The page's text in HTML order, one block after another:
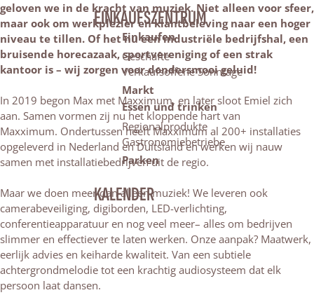
EINKAUFSZENTRUM
Einkaufen
Geschäfte
Verkaufsoffene Sonntage
Markt
Essen und trinken
Regionalprodukte
Gastronomiebetriebe
Parken
KALENDER
geloven we in de kracht van muziek. Niet alleen voor sfeer,
maar ook om werkplezier en klantbeleving naar een hoger
niveau te tillen. Of het nu een industriële bedrijfshal, een
bruisende horecazaak, sportvereniging of een strak
kantoor is – wij zorgen voor dondersmooi geluid!
In 2019 begon Max met Maxximum, en later sloot Emiel zich
aan. Samen vormen zij nu het kloppende hart van
Maxximum. Ondertussen heeft Maxximum al 200+ installaties
opgeleverd in Nederland en Duitsland en werken wij nauw
samen met installatiebedrijven uit de regio.
Maar we doen meer dan alleen muziek! We leveren ook
camerabeveiliging, digiborden, LED-verlichting,
conferentieapparatuur en nog veel meer– alles om bedrijven
slimmer en effectiever te laten werken. Onze aanpak? Maatwerk,
eerlijk advies en keiharde kwaliteit. Van een subtiele
achtergrondmelodie tot een krachtig audiosysteem dat elk
persoon laat dansen.